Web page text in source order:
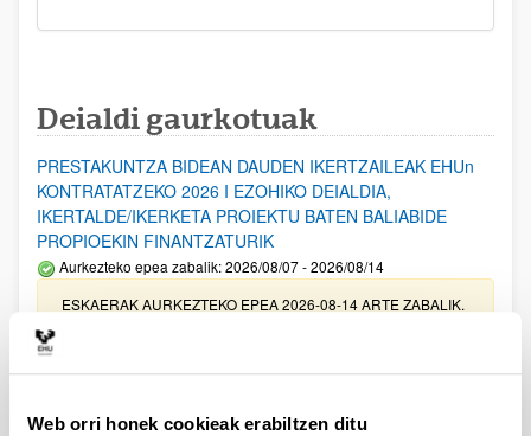
Web orri honek cookieak erabiltzen ditu
Deialdi gaurkotuak
PRESTAKUNTZA BIDEAN DAUDEN IKERTZAILEAK EHUn
KONTRATATZEKO 2026 I EZOHIKO DEIALDIA,
IKERTALDE/IKERKETA PROIEKTU BATEN BALIABIDE
PROPIOEKIN FINANTZATURIK
Aurkezteko epea zabalik: 2026/08/07 - 2026/08/14
ESKAERAK AURKEZTEKO EPEA 2026-08-14 ARTE ZABALIK.
UPV/EHUn Azpiegitura Zientifikoa eta Funts Bibliografikoak